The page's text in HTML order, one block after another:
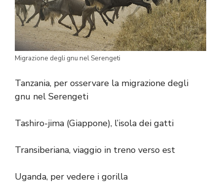
Migrazione degli gnu nel Serengeti
Tanzania, per osservare la migrazione degli
gnu nel Serengeti
Tashiro-jima (Giappone), l’isola dei gatti
Transiberiana, viaggio in treno verso est
Uganda, per vedere i gorilla